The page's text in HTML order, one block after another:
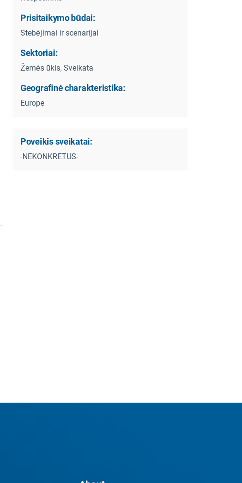
Prisitaikymo būdai:
Stebėjimai ir scenarijai
Sektoriai:
Žemės ūkis, Sveikata
Geografinė charakteristika:
Europe
Poveikis sveikatai:
-NEKONKRETUS-